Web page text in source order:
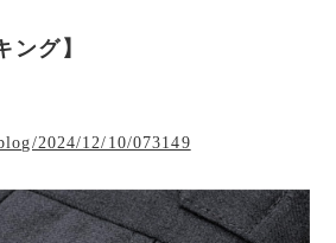
ング】
2024/12/10/073149